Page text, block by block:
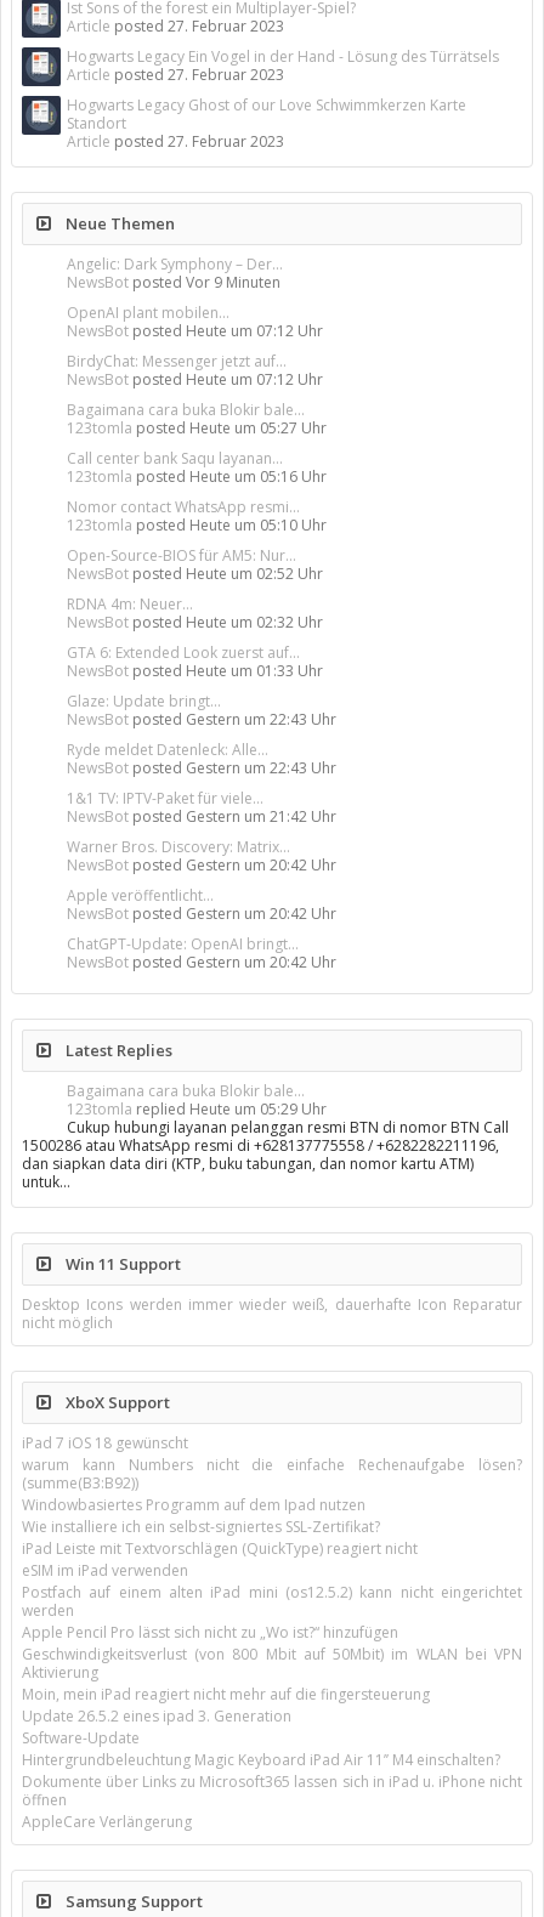
Ist Sons of the forest ein Multiplayer-Spiel?
Article posted 27. Februar 2023
Hogwarts Legacy Ein Vogel in der Hand - Lösung des Türrätsels
Article posted 27. Februar 2023
Hogwarts Legacy Ghost of our Love Schwimmkerzen Karte
Standort
Article posted 27. Februar 2023
Neue Themen
Angelic: Dark Symphony – Der...
NewsBot posted Vor 9 Minuten
OpenAI plant mobilen...
NewsBot posted Heute um 07:12 Uhr
BirdyChat: Messenger jetzt auf...
NewsBot posted Heute um 07:12 Uhr
Bagaimana cara buka Blokir bale...
123tomla posted Heute um 05:27 Uhr
Call center bank Saqu layanan...
123tomla posted Heute um 05:16 Uhr
Nomor contact WhatsApp resmi...
123tomla posted Heute um 05:10 Uhr
Open-Source-BIOS für AM5: Nur...
NewsBot posted Heute um 02:52 Uhr
RDNA 4m: Neuer...
NewsBot posted Heute um 02:32 Uhr
GTA 6: Extended Look zuerst auf...
NewsBot posted Heute um 01:33 Uhr
Glaze: Update bringt...
NewsBot posted Gestern um 22:43 Uhr
Ryde meldet Datenleck: Alle...
NewsBot posted Gestern um 22:43 Uhr
1&1 TV: IPTV-Paket für viele...
NewsBot posted Gestern um 21:42 Uhr
Warner Bros. Discovery: Matrix...
NewsBot posted Gestern um 20:42 Uhr
Apple veröffentlicht...
NewsBot posted Gestern um 20:42 Uhr
ChatGPT-Update: OpenAI bringt...
NewsBot posted Gestern um 20:42 Uhr
Latest Replies
Bagaimana cara buka Blokir bale...
123tomla replied Heute um 05:29 Uhr
Cukup hubungi layanan pelanggan resmi BTN di nomor BTN Call
1500286 atau WhatsApp resmi di +628137775558 / +6282282211196,
dan siapkan data diri (KTP, buku tabungan, dan nomor kartu ATM)
untuk…
Win 11 Support
Desktop Icons werden immer wieder weiß, dauerhafte Icon Reparatur
nicht möglich
XboX Support
iPad 7 iOS 18 gewünscht
warum kann Numbers nicht die einfache Rechenaufgabe lösen?
(summe(B3:B92))
Windowbasiertes Programm auf dem Ipad nutzen
Wie installiere ich ein selbst-signiertes SSL-Zertifikat?
iPad Leiste mit Textvorschlägen (QuickType) reagiert nicht
eSIM im iPad verwenden
Postfach auf einem alten iPad mini (os12.5.2) kann nicht eingerichtet
werden
Apple Pencil Pro lässt sich nicht zu „Wo ist?“ hinzufügen
Geschwindigkeitsverlust (von 800 Mbit auf 50Mbit) im WLAN bei VPN
Aktivierung
Moin, mein iPad reagiert nicht mehr auf die fingersteuerung
Update 26.5.2 eines ipad 3. Generation
Software-Update
Hintergrundbeleuchtung Magic Keyboard iPad Air 11’’ M4 einschalten?
Dokumente über Links zu Microsoft365 lassen sich in iPad u. iPhone nicht
öffnen
AppleCare Verlängerung
Samsung Support